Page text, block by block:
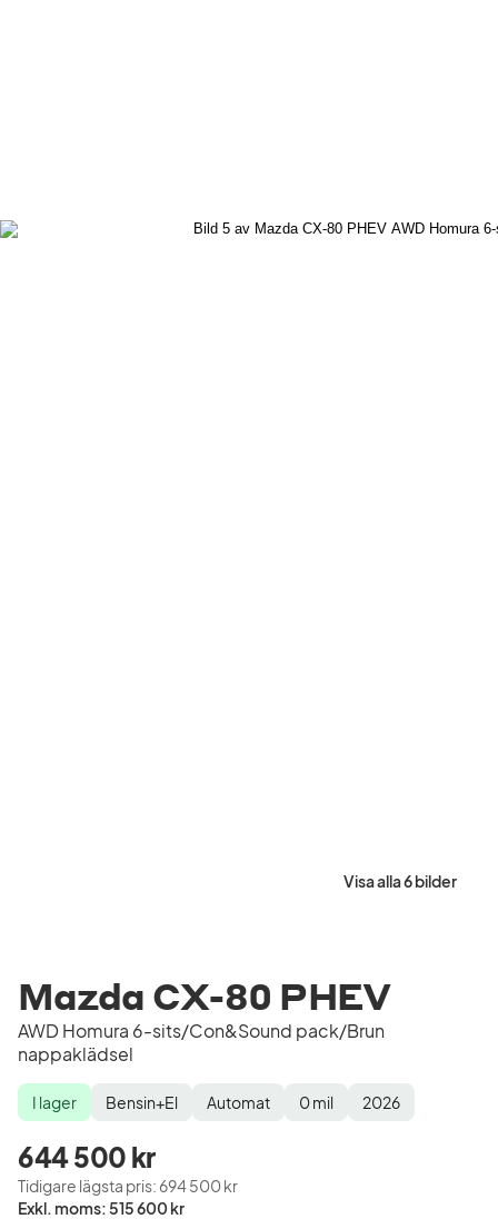
Visa alla 6 bilder
Mazda CX-80 PHEV
AWD Homura 6-sits/Con&Sound pack/Brun
nappaklädsel
Lagerstatus
I lager
Drivmedel Bensin+El
Växellåda Automat
Mätarställning 0mil
Modellår 2026
644 500 kr
Tidigare lägsta pris: 694 500 kr
Exkl. moms:Pris
515 600 kr